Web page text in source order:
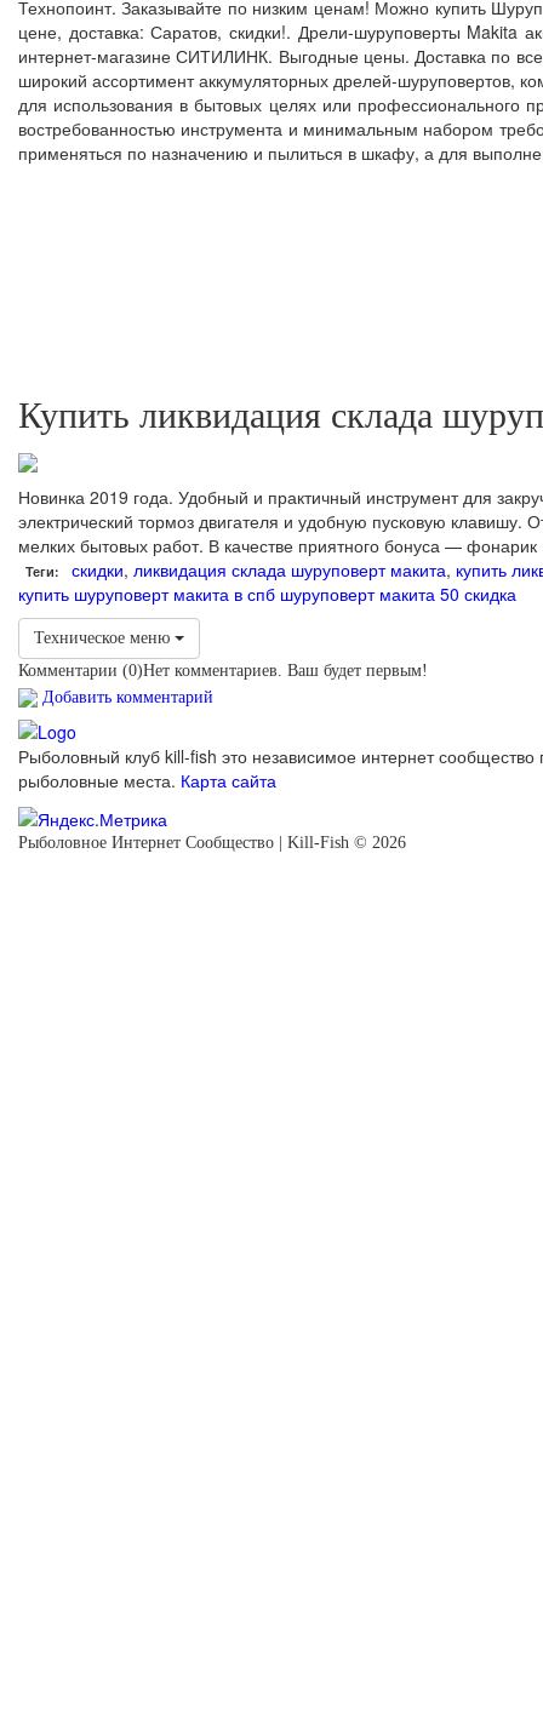
Технопоинт. Заказывайте по низким ценам! Можно купить
цене, доставка: Саратов, скидки!. Дрели-шуруповерты Makita
интернет-магазине СИТИЛИНК. Выгодные цены. Доставка по
широкий ассортимент аккумуляторных дрелей-шуруповертов,
для использования в бытовых целях или профессионального
востребованностью инструмента и минимальным набором
применяться по назначению и пылиться в шкафу, а для
Купить ликвидация склада
Новинка 2019 года. Удобный и практичный инструмент для
электрический тормоз двигателя и удобную пусковую
мелких бытовых работ. В качестве приятного бонуса — фонарик
Теги: скидки, ликвидация склада шуруповерт макита, купить
купить шуруповерт макита в спб шуруповерт макита 50 скидка
Техническое меню
Комментарии (0)Нет комментариев. Ваш будет первым!
Добавить комментарий
Рыболовный клуб kill-fish это независимое интернет сообщество
рыболовные места. Карта сайта
Рыболовное Интернет Сообщество | Kill-Fish © 2026